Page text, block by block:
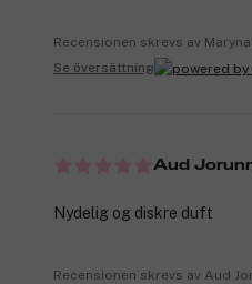
Recensionen skrevs av
Se översättning
Aud
Nydelig og diskre duft
Recensionen skrevs av Aud